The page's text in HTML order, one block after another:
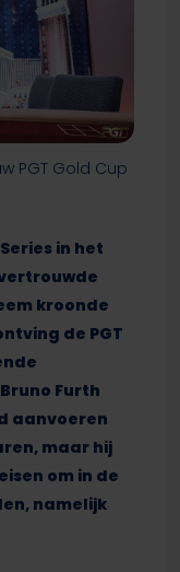
PGT Gold Cup
in het
kroonde
de PGT
Furth
aanvoeren
maar hij
om in de
namelijk